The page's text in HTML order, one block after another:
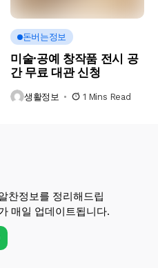
돈버는정보
미술·공예 창작품 전시 공
간 무료 대관 신청
생활정보 1 Mins Read
찬정보를 정리해드립
매일 업데이트됩니다.